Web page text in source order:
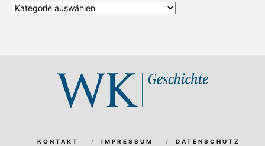
Alle
KONTAKT IMPRESSUM DATENSCHUTZ